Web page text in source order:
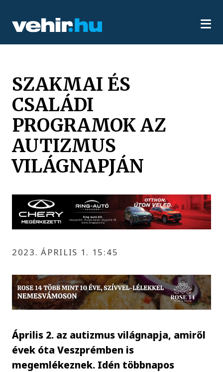
SZAKMAI ÉS
CSALÁDI
PROGRAMOK AZ
AUTIZMUS
VILÁGNAPJÁN
2023. ÁPRILIS 1. 15:45
Április 2. az autizmus világnapja, amiről
évek óta Veszprémben is
megemlékeznek. Idén többnapos